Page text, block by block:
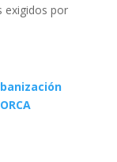
exigidos por